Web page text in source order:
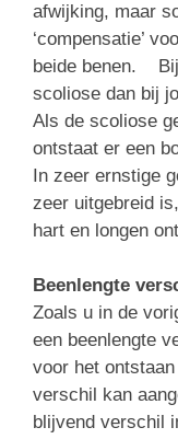
afwijking, maar
‘compensatie’
beide benen. Bij
scoliose dan bij
Als de scoliose
ontstaat er een
In zeer ernstige
zeer uitgebreid
hart en longen
Beenlengte
Zoals u in de
een beenlengte
voor het
verschil kan
blijvend verschil